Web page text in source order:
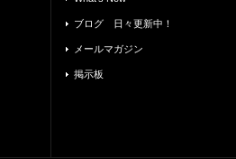
ブログ 日々更新中！
メールマガジン
掲示板